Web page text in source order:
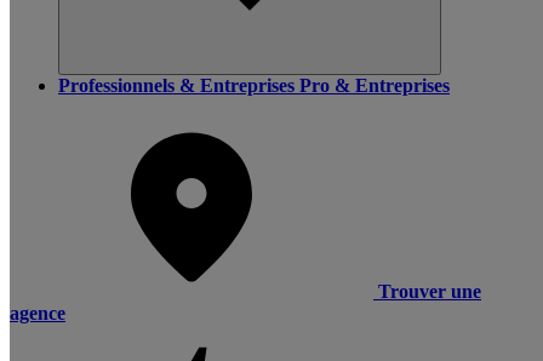
Professionnels & Entreprises Pro & Entreprises
Trouver une
agence